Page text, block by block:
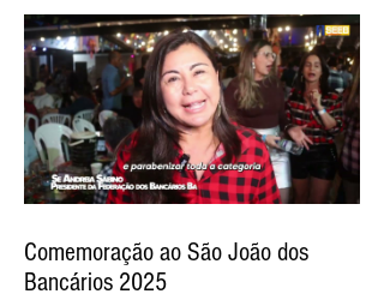
Comemoração ao São João dos
Bancários 2025